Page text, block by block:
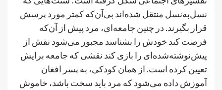
نسل‌به‌نسل منتقل شده‌اند بی‌آن‌که کمتر مورد پرسش
قرار بگیرند. در چنین جامعه‌ای، مرد پیش از آن‌که
فرصت کند خودش را بشناسد مجبور می‌شود نقش از
پیش‌نوشته‌شده‌ای را بازی کند نقشی که جامعه برایش
تعیین کرده است. از همان کودکی، به پسر افغان
آموزش داده می‌شود که مرد باید سخت باشد، خاموش